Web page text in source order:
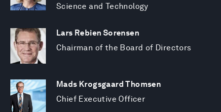
Science and Technology
Lars Rebien Sorensen
Chairman of the Board of Directors
Mads Krogsgaard Thomsen
Chief Executive Officer